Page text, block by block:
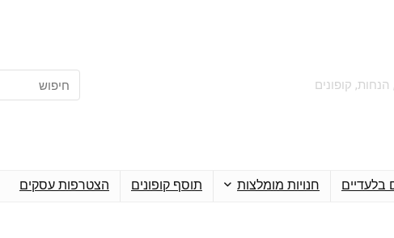
קופונים
בלעדיים חנויות מומלצות תוסף קופונים הצטרפות עסקים